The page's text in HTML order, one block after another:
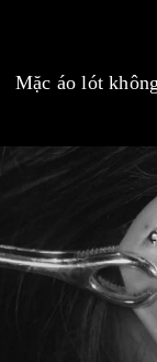
Mặc áo lót